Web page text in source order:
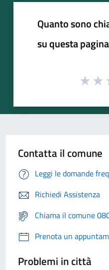
Quanto sono
su questa
Contatta il comune
Leggi le domande
Richiedi Assistenza
Chiama il comune
Prenota un
Problemi in città